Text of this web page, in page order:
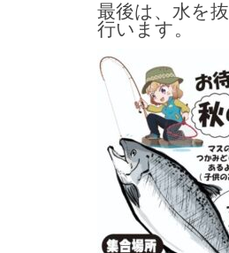
最後は、水を
行います。